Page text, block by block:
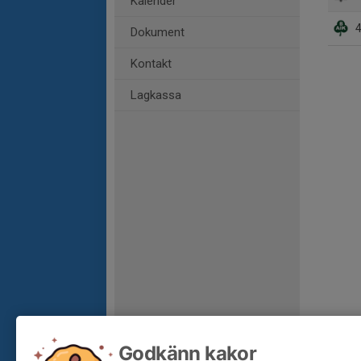
Dokument
Kontakt
Lagkassa
Godkänn kakor